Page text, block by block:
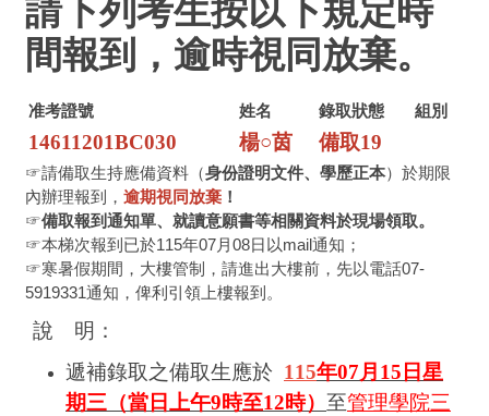
請下列考生按以下規定時
間報到，逾時視同放棄。
准考證號 姓名 錄取狀態 組別
14611201BC030 楊○茵 備取19
☞請備取生持應備資料（身份證明文件、學歷正本）於期限
內辦理報到， 逾期視同放棄！
☞備取報到通知單、就讀意願書等相關資料於現場領取。
☞本梯次報到已於115年07月08日以mail通知；
☞寒暑假期間，大樓管制，請進出大樓前，先以電話07-
5919331通知，俾利引領上樓報到。
說 明：
遞補錄取之備取生應於 115年07月15日星
期三（當日上午9時至12時） 至管理學院三